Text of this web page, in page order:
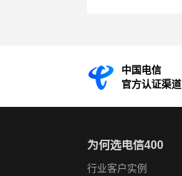
中国电信
官方认证渠道
为何选电信400
行业客户实例